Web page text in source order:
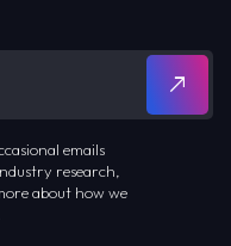
emails
research,
about how we